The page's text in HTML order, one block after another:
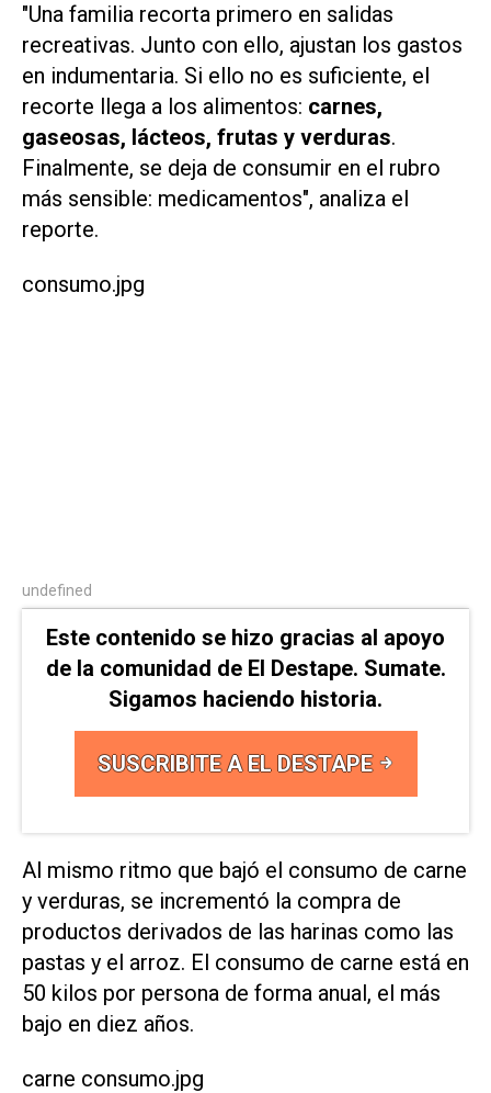
"Una familia recorta primero en salidas
recreativas. Junto con ello, ajustan los gastos
en indumentaria. Si ello no es suficiente, el
recorte llega a los alimentos: carnes,
gaseosas, lácteos, frutas y verduras.
Finalmente, se deja de consumir en el rubro
más sensible: medicamentos", analiza el
reporte.
consumo.jpg
undefined
Este contenido se hizo gracias al apoyo
de la comunidad de El Destape. Sumate.
Sigamos haciendo historia.
SUSCRIBITE A EL DESTAPE
Al mismo ritmo que bajó el consumo de carne
y verduras, se incrementó la compra de
productos derivados de las harinas como las
pastas y el arroz. El consumo de carne está en
50 kilos por persona de forma anual, el más
bajo en diez años.
carne consumo.jpg